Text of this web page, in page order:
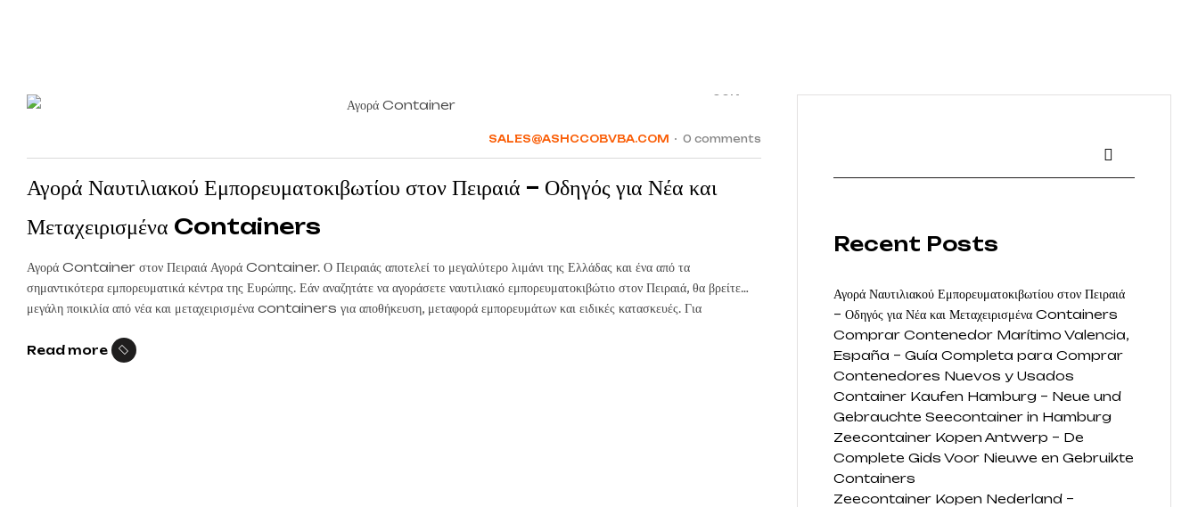
SALES@ASHCCOBVBA.COM 0 comments
Αγορά Ναυτιλιακού Εμπορευματοκιβωτίου στον Πειραιά – Οδηγός για Νέα και
Μεταχειρισμένα Containers
Αγορά Container στον Πειραιά Αγορά Container. Ο Πειραιάς αποτελεί το μεγαλύτερο λιμάνι της Ελλάδας και ένα από τα
σημαντικότερα εμπορευματικά κέντρα της Ευρώπης. Εάν αναζητάτε να αγοράσετε ναυτιλιακό εμπορευματοκιβώτιο στον Πειραιά, θα βρείτε
μεγάλη ποικιλία από νέα και μεταχειρισμένα containers για αποθήκευση, μεταφορά εμπορευμάτων και ειδικές κατασκευές. Για
Read more
Recent Posts
Αγορά Ναυτιλιακού Εμπορευματοκιβωτίου στον Πειραιά
– Οδηγός για Νέα και Μεταχειρισμένα Containers
Comprar Contenedor Marítimo Valencia,
España – Guía Completa para Comprar
Contenedores Nuevos y Usados
Container Kaufen Hamburg – Neue und
Gebrauchte Seecontainer in Hamburg
Zeecontainer Kopen Antwerp – De
Complete Gids Voor Nieuwe en Gebruikte
Containers
Zeecontainer Kopen Nederland –